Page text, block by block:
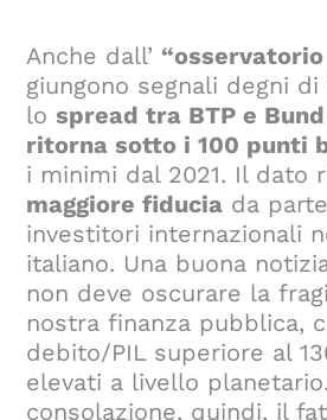
Anche dall’
giungono segnali degni di
lospread tra BTP e
ritorna sotto i 100 punti
i minimi dal 2021. Il dato
maggiore fiducia da
investitori internazionali
italiano. Una buona
non deve oscurare la
nostra finanza pubblica,
debito/PIL superiore al
elevati a livello
consolazione, quindi, il